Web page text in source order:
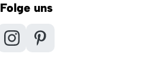
Folge uns